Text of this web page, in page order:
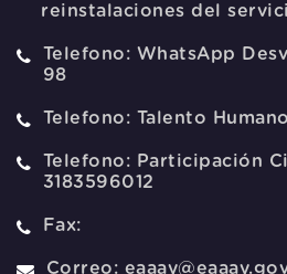
reinstalaciones del
Telefono: WhatsApp
98
Telefono: Talento
Telefono: Participación
3183596012
Fax:
Correo: